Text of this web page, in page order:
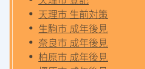
天理市 生前対策
生駒市 成年後見
奈良市 成年後見
柏原市 成年後見